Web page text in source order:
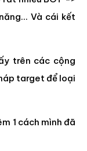
Và cái kết
trên các cộng
target để loại
1 cách mình đã